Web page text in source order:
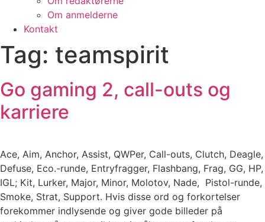
Om anmelderne
Kontakt
Tag: teamspirit
Go gaming 2, call-outs og
karriere
Ace, Aim, Anchor, Assist, QWPer, Call-outs, Clutch, Deagle,
Defuse, Eco.-runde, Entryfragger, Flashbang, Frag, GG, HP,
IGL; Kit, Lurker, Major, Minor, Molotov, Nade, Pistol-runde,
Smoke, Strat, Support. Hvis disse ord og forkortelser
forekommer indlysende og giver gode billeder på